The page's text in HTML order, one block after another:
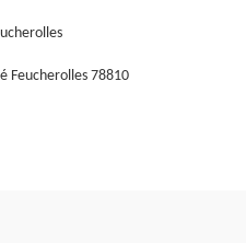
Feucherolles 78810